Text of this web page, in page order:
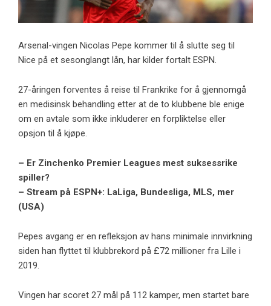
Arsenal-vingen Nicolas Pepe kommer til å slutte seg til
Nice på et sesonglangt lån, har kilder fortalt ESPN.
27-åringen forventes å reise til Frankrike for å gjennomgå
en medisinsk behandling etter at de to klubbene ble enige
om en avtale som ikke inkluderer en forpliktelse eller
opsjon til å kjøpe.
– Er Zinchenko Premier Leagues mest suksessrike
spiller?
– Stream på ESPN+: LaLiga, Bundesliga, MLS, mer
(USA)
Pepes avgang er en refleksjon av hans minimale innvirkning
siden han flyttet til klubbrekord på £72 millioner fra Lille i
2019.
Vingen har scoret 27 mål på 112 kamper, men startet bare